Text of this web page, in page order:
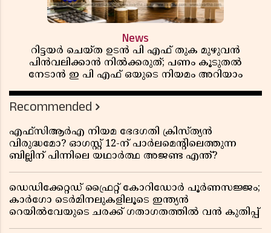
News
റിട്ടയർ ചെയ്ത ഉടൻ പി എഫ് തുക മുഴുവൻ
പിൻവലിക്കാൻ നിൽക്കരുത്; പണം കൂടുതൽ
നേടാൻ ഇ പി എഫ് ഒയുടെ നിയമം അറിയാം
Recommended
എഫ്സിആർഎ നിയമ ഭേദഗതി ക്രിസ്ത്യൻ
വിരുദ്ധമോ? ഓഗസ്റ്റ് 12-ന് പാർലമെന്റിലെത്തുന്ന
ബില്ലിന് പിന്നിലെ യഥാർത്ഥ അജണ്ട എന്ത്?
ഡെഡിക്കേറ്റഡ് ഫ്രൈറ്റ് കോറിഡോർ പൂർണസജ്ജം;
കാർഗോ ടെർമിനലുകളിലൂടെ ഇന്ത്യൻ
റെയിൽവേയുടെ ചരക്ക് ഗതാഗതത്തിൽ വൻ കുതിപ്പ്